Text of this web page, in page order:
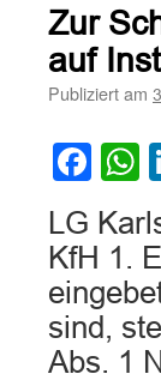
Zur
auf
Publiziert am
LG
KfH 1.
sind,
Abs. 1